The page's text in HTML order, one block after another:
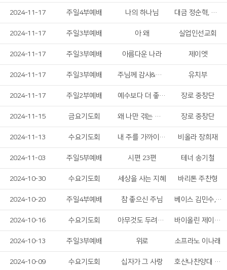
2024-11-17 주일4부예배 나의 하나님 대금 정순혁, 박성빈
2024-11-17 주일3부예배 아 왜 실업인선교회
2024-11-17 주일3부예배 아름다운 나라 제이엣
2024-11-17 주일3부예배 주님께 감사&무화과 나무잎이' 유치부
2024-11-17 주일2부예배 예수보다 더 좋은 친구 없네 장로 중창단
2024-11-15 금요기도회 왜 나만 겪는 고난이냐고 장로 중창단
2024-11-13 수요기도회 내 주를 가까이하게 함은 비올라 장희재
2024-11-03 주일5부예배 시편 23편 테너 송기철
2024-10-30 수요기도회 세상을 사는 지혜 바리톤 주찬형
2024-10-20 주일4부예배 참 좋으신 주님 베이스 김민수, 소프라노 한성은
2024-10-16 수요기도회 아무것도 두려워 말라 바이올린 제이든 킴
2024-10-13 주일3부예배 위로 소프라노 이나래
2024-10-09 수요기도회 십자가 그 사랑 호산나찬양대 여성 솔리스트